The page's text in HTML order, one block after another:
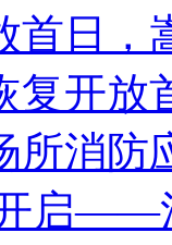
首日，
复开放
所消防
启——